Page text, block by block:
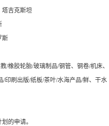
吉克斯坦
斯
/橡胶轮胎/玻璃制品/钢管、钢卷/机床、
印刷出版/纸板/茶叶/水海产品/鲜、干水
的申请。